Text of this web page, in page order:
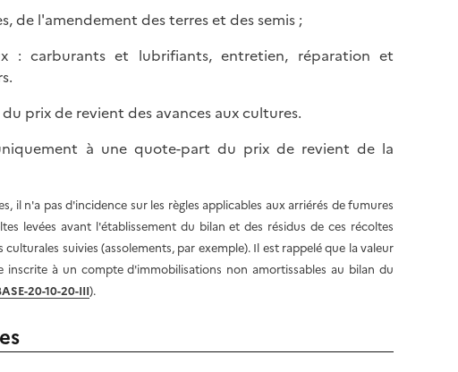
de l'amendement des terres et des semis ;
: carburants et lubrifiants, entretien, réparation et
prix de revient des avances aux cultures.
à une quote-part du prix de revient de la
il n'a pas d'incidence sur les règles applicables aux arriérés de fumures
levées avant l'établissement du bilan et des résidus de ces récoltes
suivies (assolements, par exemple). Il est rappelé que la valeur
à un compte d'immobilisations non amortissables au bilan du
20-10-20-III).